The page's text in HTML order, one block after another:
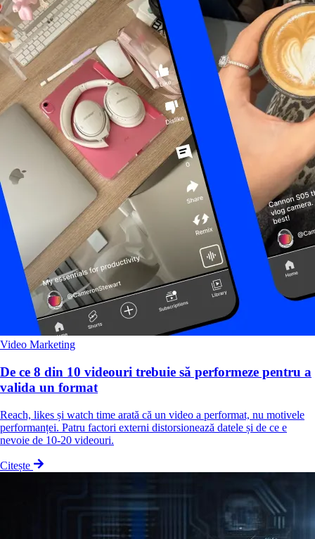
Video Marketing
De ce 8 din 10 videouri trebuie să performeze pentru a
valida un format
Reach, likes și watch time arată că un video a performat, nu motivele
performanței. Patru factori externi distorsionează datele și de ce e
nevoie de 10-20 videouri.
Citește